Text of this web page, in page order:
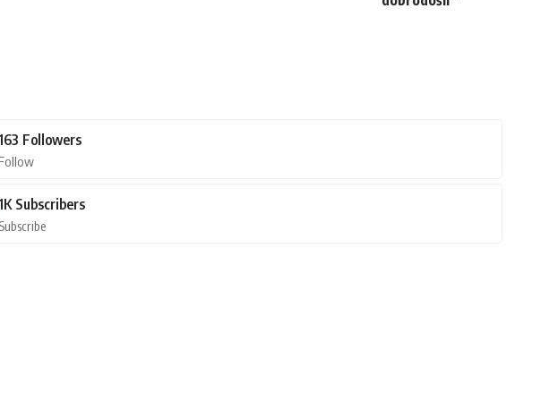
163 Followers
1K Subscribers
Subscribe